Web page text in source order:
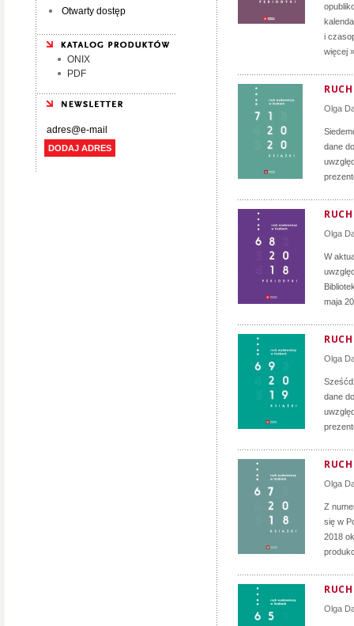
Otwarty dostęp
ONIX
PDF
DODAJ ADRES
i
więcej »
Olga
dane
Olga
W
maja
Olga
dane
Olga
Z
się w
2018
Olga